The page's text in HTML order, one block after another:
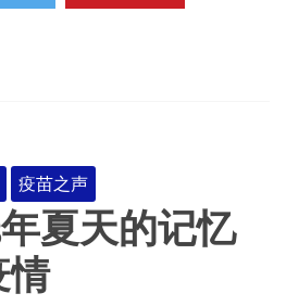
和
生
疫苗之声
夏天的记忆
情